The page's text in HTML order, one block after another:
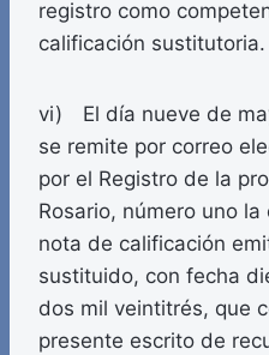
registro como
calificación sustitutoria.
vi) El día nueve de
se remite por correo
por el Registro de la
Rosario, número uno
nota de calificación
sustituido, con fecha
dos mil veintitrés, que
presente escrito de